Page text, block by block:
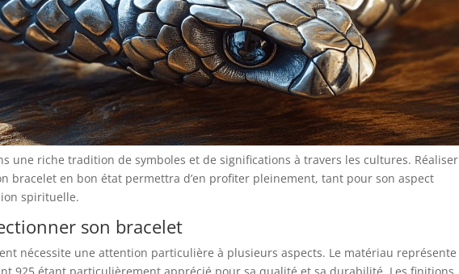
une riche tradition de symboles et de significations à travers les cultures. Réaliser
bracelet en bon état permettra d’en profiter pleinement, tant pour son aspect
spirituelle.
son bracelet
nécessite une attention particulière à plusieurs aspects. Le matériau représente